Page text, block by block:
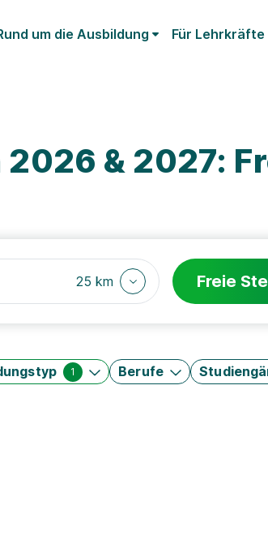
um die Ausbildung Für Lehrkräfte
& 2027:
25 km Freie
1 Berufe